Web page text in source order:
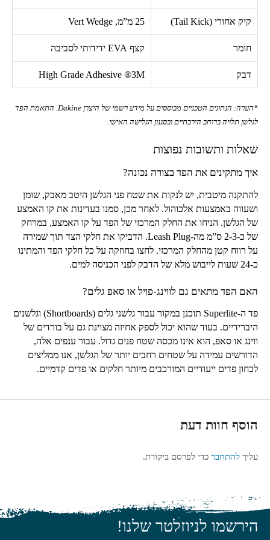
קיק אחורי (Tail Kick
)
25 מ”מ, Vert Wedge
חומר קצף EVAידידותי לסביבה
דבק 3M
®
High Grade Adhesive
*הערה: הנתונים הטכניים מבוססים על מידע רשמי של היצרן Dakine. התאמת הפד
לגלשן תלויה ברוחב הירכתיים ובסגנון הגלישה האישי.
שאלות ותשובות נפוצות
איך מתקינים את הפד בצורה נכונה?
להתקנה מיטבית, יש לנקות את שטח פני הגלשן היטב מאבק, שומן
ושעווה באמצעות אלכוהול. לאחר מכן, סמנו בעדינות את קו האמצע
של הגלשן. הניחו את החלק המרכזי של הפד על קו האמצע, במרחק
של כ-2-3 ס”מ מה-Leash Plug. הדביקו את חלקי הצד תוך שמירה
על רווח קטן מהחלק המרכזי. לחצו בחוזקה על כל חלקי הפד והמתינו
כ-24 שעות לייבוש מלא של הדבק לפני הכניסה למים.
האם הפד מתאים גם לווינג-פויל או סאפ גלים?
פד ה-Superlite תוכנן במקור עבור גלשני גלים (Shortboards) וגלשנים
היברידיים. בעוד שהוא יכול לספק אחיזה מצוינת גם על בורדים של
ווינג או סאפ, הוא אינו מכסה שטח פנים גדול. עבור ענפים אלה,
הדורשים עמידה על שטחים רחבים יותר של הגלשן, אנו ממליצים
לבחון פדים ייעודיים המורכבים מיותר חלקים או פדים קדמיים.
הוסף חוות דעת
עליך להתחברכדי לפרסם ביקורת.
הירשמו לניוזלטר שלנו!
כתובת האימייל